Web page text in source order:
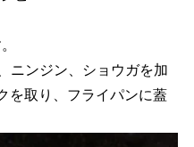
ニンジン、ショウガを加
を取り、フライパンに蓋